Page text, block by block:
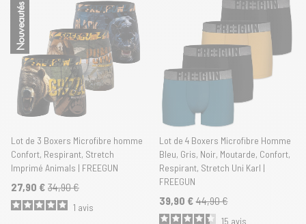
Nouveautés
Lot de 3 Boxers Microfibre homme
Confort, Respirant, Stretch
Imprimé Animals | FREEGUN
27,90 € 34,90 €
1 avis
Lot de 4 Boxers Microfibre Homme
Bleu, Gris, Noir, Moutarde, Confort,
Respirant, Stretch Uni Karl |
FREEGUN
39,90 € 44,90 €
15 avis